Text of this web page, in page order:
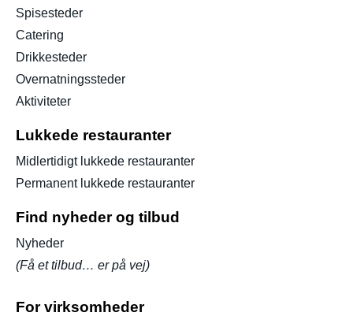
Spisesteder
Catering
Drikkesteder
Overnatningssteder
Aktiviteter
Lukkede restauranter
Midlertidigt lukkede restauranter
Permanent lukkede restauranter
Find nyheder og tilbud
Nyheder
(Få et tilbud… er på vej)
For virksomheder